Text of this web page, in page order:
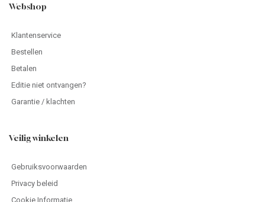
Webshop
Klantenservice
Bestellen
Betalen
Editie niet ontvangen?
Garantie / klachten
Veilig winkelen
Gebruiksvoorwaarden
Privacy beleid
Cookie Informatie